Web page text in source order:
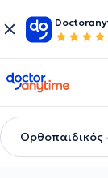
doctoranytime
Ορθοπαιδικός